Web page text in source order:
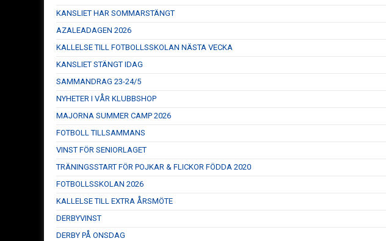
KANSLIET HAR SOMMARSTÄNGT
AZALEADAGEN 2026
KALLELSE TILL FOTBOLLSSKOLAN NÄSTA VECKA
KANSLIET STÄNGT IDAG
SAMMANDRAG 23-24/5
NYHETER I VÅR KLUBBSHOP
MAJORNA SUMMER CAMP 2026
FOTBOLL TILLSAMMANS
VINST FÖR SENIORLAGET
TRÄNINGSSTART FÖR POJKAR & FLICKOR FÖDDA 2020
FOTBOLLSSKOLAN 2026
KALLELSE TILL EXTRA ÅRSMÖTE
DERBYVINST
DERBY PÅ ONSDAG